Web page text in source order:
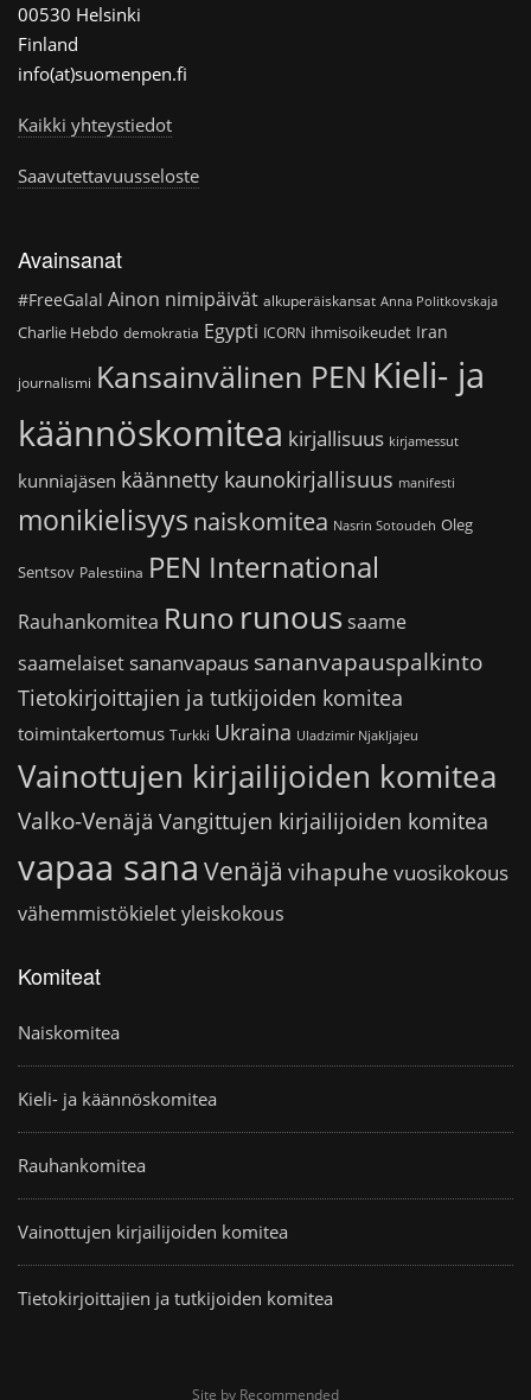
00530 Helsinki
Finland
info(at)suomenpen.fi
Kaikki yhteystiedot
Saavutettavuusseloste
Avainsanat
#FreeGalal Ainon nimipäivät alkuperäiskansat Anna Politkovskaja
Charlie Hebdo demokratia Egypti ICORN ihmisoikeudet Iran
journalismi Kansainvälinen PEN Kieli- ja
käännöskomitea kirjallisuus kirjamessut
kunniajäsen käännetty kaunokirjallisuus manifesti
monikielisyys naiskomitea Nasrin Sotoudeh Oleg
Sentsov Palestiina PEN International
Rauhankomitea Runo runoussaame
saamelaiset sananvapaus sananvapauspalkinto
Tietokirjoittajien ja tutkijoiden komitea
toimintakertomus Turkki Ukraina Uladzimir Njakljajeu
Vainottujen kirjailijoiden komitea
Valko-Venäjä Vangittujen kirjailijoiden komitea
vapaa sana Venäjä vihapuhe vuosikokous
vähemmistökieletyleiskokous
Komiteat
Naiskomitea
Kieli- ja käännöskomitea
Rauhankomitea
Vainottujen kirjailijoiden komitea
Tietokirjoittajien ja tutkijoiden komitea
Site by Recommended